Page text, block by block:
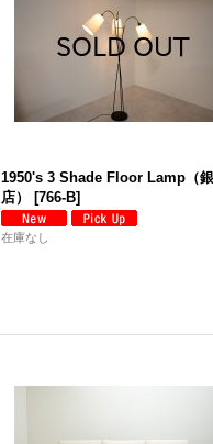
1950's 3 Shade Floor Lamp（
店）
[766-B]
在庫なし